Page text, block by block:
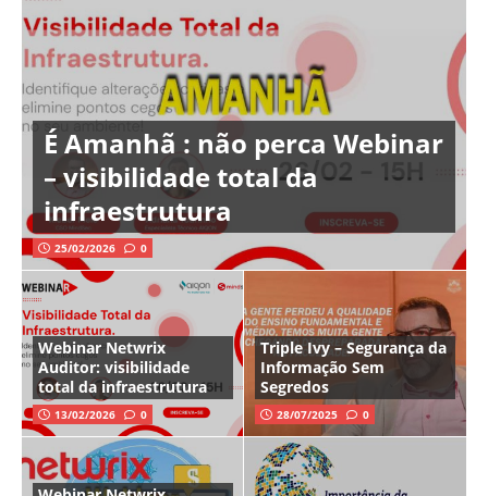
É Amanhã : não perca Webinar
– visibilidade total da
infraestrutura
25/02/2026 0
Webinar Netwrix
Auditor: visibilidade
total da infraestrutura
13/02/2026 0
Triple Ivy – Segurança da
Informação Sem
Segredos
28/07/2025 0